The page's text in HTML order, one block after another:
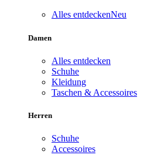
Alles entdeckenNeu
Damen
Alles entdecken
Schuhe
Kleidung
Taschen & Accessoires
Herren
Schuhe
Accessoires